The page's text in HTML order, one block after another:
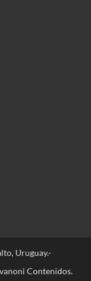
Uruguay.-
Contenidos.